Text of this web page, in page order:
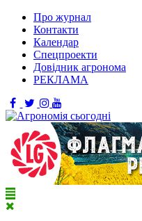
Про журнал
Контакти
Календар
Спецпроекти
Довідник агронома
РЕКЛАМА